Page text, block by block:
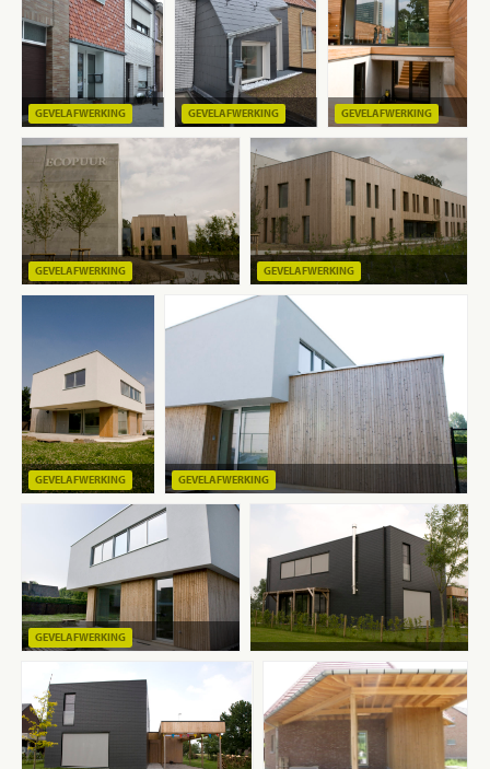
GEVELAFWERKING GEVELAFWERKING GEVELAFWERKING
GEVELAFWERKING GEVELAFWERKING
GEVELAFWERKING GEVELAFWERKING
GEVELAFWERKING